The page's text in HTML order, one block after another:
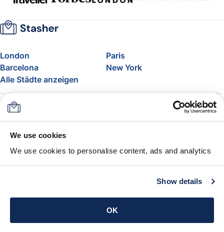
We use cookies
We use cookies to personalise content, ads and analytics
Show details
OK
London
Paris
Barcelona
New York
Alle Städte anzeigen
Über uns
FAQ
Support
Blog
Freigepäck bei Airlines
Die Stasher-Garantie
AGB
App holen